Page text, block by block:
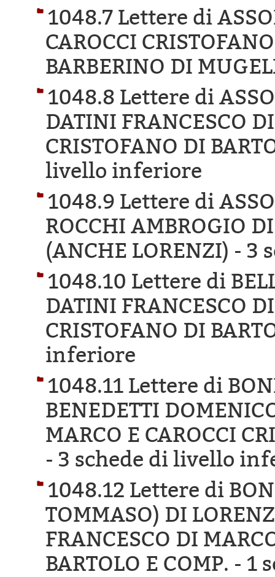
1048.7 Lettere di
CAROCCI
BARBERINO DI
1048.8 Lettere di
DATINI FRANCESCO
CRISTOFANO DI
livello inferiore
1048.9 Lettere di
ROCCHI AMBROGIO
(ANCHE LORENZI) - 3
1048.10 Lettere di
DATINI FRANCESCO
CRISTOFANO DI
inferiore
1048.11 Lettere di
BENEDETTI
MARCO E CAROCCI
- 3 schede di livello
1048.12 Lettere di
TOMMASO) DI
FRANCESCO DI
BARTOLO E COMP. - 1